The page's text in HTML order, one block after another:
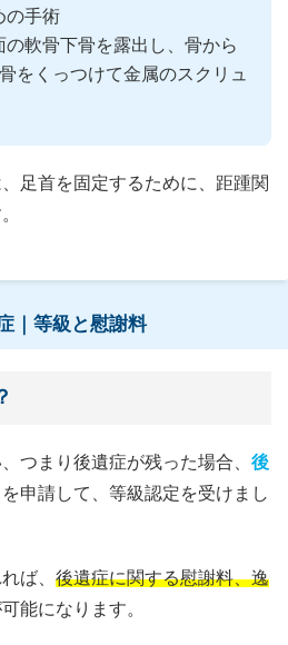
の手術
の軟骨下骨を露出し、骨から
をくっつけて金属のスクリュ
足首を固定するために、距踵関
｜等級と慰謝料
つまり後遺症が残った場合、 後
を申請して、等級認定を受けまし
ば、 後遺症に関する慰謝料、逸
能になります。